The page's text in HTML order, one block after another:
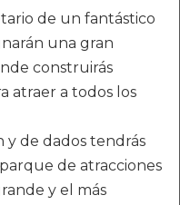
de un fantástico
una gran
construirás
atraer a todos los
y de dados tendrás
de atracciones
y el más